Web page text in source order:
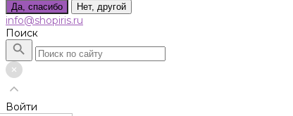
Да, спасибо Нет, другой
info@shopiris.ru
Поиск
Войти